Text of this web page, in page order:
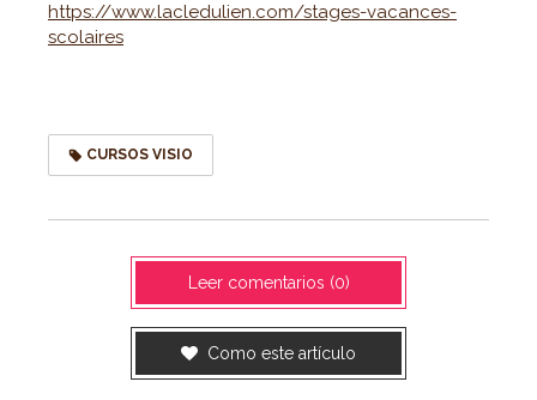
https://www.lacledulien.com/stages-vacances-
scolaires
CURSOS VISIO
Leer comentarios (0)
Como este artículo